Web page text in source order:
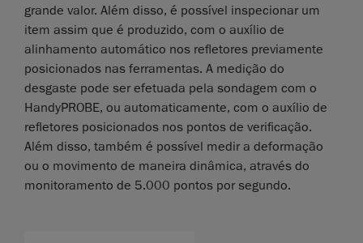
grande valor. Além disso, é possível inspecionar um
item assim que é produzido, com o auxílio de
alinhamento automático nos refletores previamente
posicionados nas ferramentas. A medição do
desgaste pode ser efetuada pela sondagem com o
HandyPROBE, ou automaticamente, com o auxílio de
refletores posicionados nos pontos de verificação.
Além disso, também é possível medir a deformação
ou o movimento de maneira dinâmica, através do
monitoramento de 5.000 pontos por segundo.